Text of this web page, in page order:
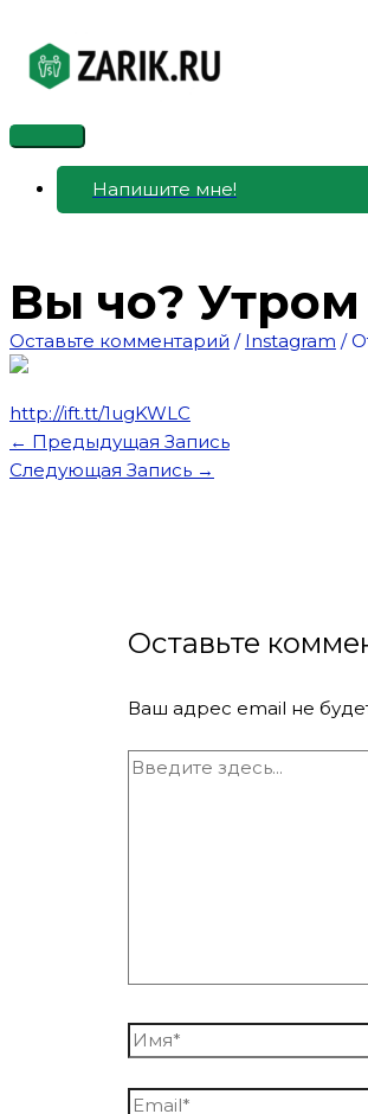
содержимому
Главное
меню
Напишите мне!
Вы чо? Утром
Оставьте комментарий / Instagram /
http://ift.tt/1ugKWLC
← Предыдущая Запись
Следующая Запись →
Оставьте
Ваш адрес email не
Введите
Имя*
Email*